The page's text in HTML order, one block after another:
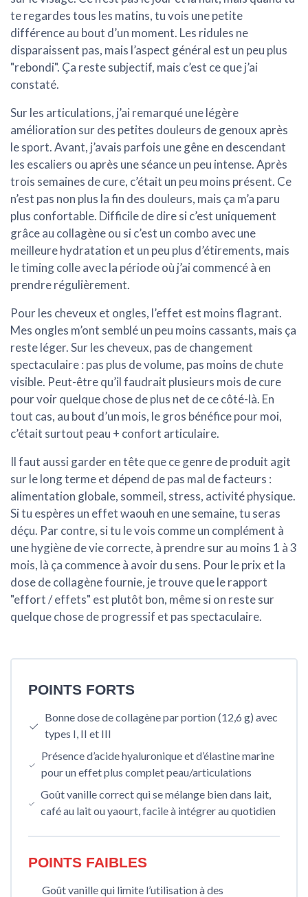
te regardes tous les matins, tu vois une petite
différence au bout d’un moment. Les ridules ne
disparaissent pas, mais l’aspect général est un peu plus
"rebondi". Ça reste subjectif, mais c’est ce que j’ai
constaté.
Sur les articulations, j’ai remarqué une légère
amélioration sur des petites douleurs de genoux après
le sport. Avant, j’avais parfois une gêne en descendant
les escaliers ou après une séance un peu intense. Après
trois semaines de cure, c’était un peu moins présent. Ce
n’est pas non plus la fin des douleurs, mais ça m’a paru
plus confortable. Difficile de dire si c’est uniquement
grâce au collagène ou si c’est un combo avec une
meilleure hydratation et un peu plus d’étirements, mais
le timing colle avec la période où j’ai commencé à en
prendre régulièrement.
Pour les cheveux et ongles, l’effet est moins flagrant.
Mes ongles m’ont semblé un peu moins cassants, mais ça
reste léger. Sur les cheveux, pas de changement
spectaculaire : pas plus de volume, pas moins de chute
visible. Peut-être qu’il faudrait plusieurs mois de cure
pour voir quelque chose de plus net de ce côté-là. En
tout cas, au bout d’un mois, le gros bénéfice pour moi,
c’était surtout peau + confort articulaire.
Il faut aussi garder en tête que ce genre de produit agit
sur le long terme et dépend de pas mal de facteurs :
alimentation globale, sommeil, stress, activité physique.
Si tu espères un effet waouh en une semaine, tu seras
déçu. Par contre, si tu le vois comme un complément à
une hygiène de vie correcte, à prendre sur au moins 1 à 3
mois, là ça commence à avoir du sens. Pour le prix et la
dose de collagène fournie, je trouve que le rapport
"effort / effets" est plutôt bon, même si on reste sur
quelque chose de progressif et pas spectaculaire.
POINTS FORTS
Bonne dose de collagène par portion (12,6 g) avec
types I, II et III
Présence d’acide hyaluronique et d’élastine marine
pour un effet plus complet peau/articulations
Goût vanille correct qui se mélange bien dans lait,
café au lait ou yaourt, facile à intégrer au quotidien
POINTS FAIBLES
Goût vanille qui limite l’utilisation à des